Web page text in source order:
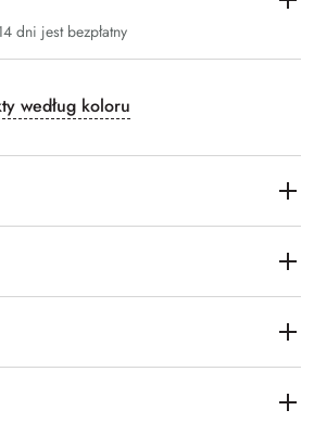
dni jest bezpłatny
według koloru